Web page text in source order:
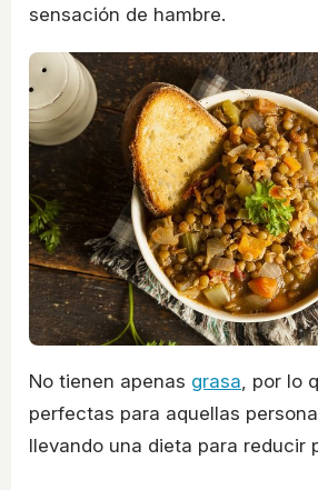
sensación de hambre.
No tienen apenas grasa , por lo
perfectas para aquellas
llevando una dieta para reducir